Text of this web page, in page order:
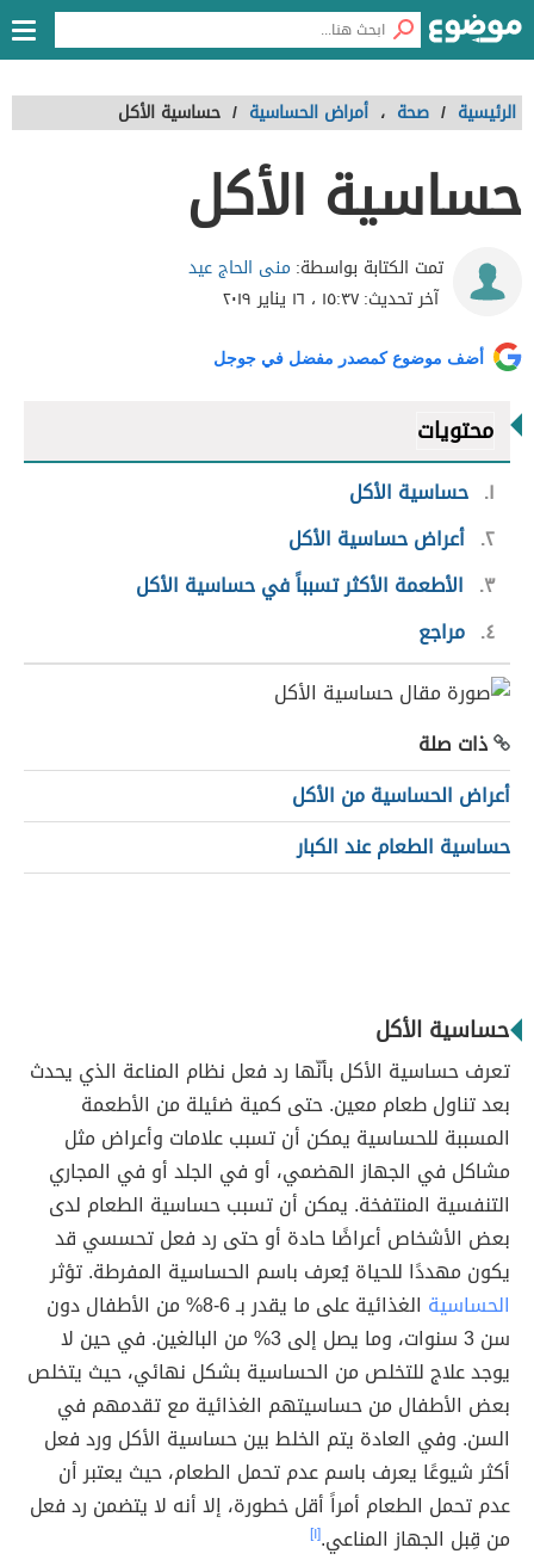
الرئيسية / صحة ، أمراض الحساسية / حساسية الأكل
حساسية الأكل
تمت الكتابة بواسطة: منى الحاج عيد
آخر تحديث:١٥:٣٧ ، ١٦ يناير ٢٠١٩
أضف موضوع كمصدر مفضل في جوجل
محتويات
١ حساسية الأكل
٢ أعراض حساسية الأكل
٣
الأطعمة الأكثر تسبباً في حساسية الأكل
٤ مراجع
ذات صلة
أعراض الحساسية من الأكل
حساسية الطعام عند الكبار
حساسية الأكل
تعرف حساسية الأكل بأنّها رد فعل نظام المناعة الذي يحدث
بعد تناول طعام معين. حتى كمية ضئيلة من الأطعمة
المسببة للحساسية يمكن أن تسبب علامات وأعراض مثل
مشاكل في الجهاز الهضمي، أو في الجلد أو في المجاري
التنفسية المنتفخة. يمكن أن تسبب حساسية الطعام لدى
بعض الأشخاص أعراضًا حادة أو حتى رد فعل تحسسي قد
يكون مهددًا للحياة يُعرف باسم الحساسية المفرطة. تؤثر
الحساسية
الغذائية على ما يقدر بـ 6-8% من الأطفال دون
سن 3 سنوات، وما يصل إلى 3% من البالغين. في حين لا
يوجد علاج للتخلص من الحساسية بشكل نهائي، حيث يتخلص
بعض الأطفال من حساسيتهم الغذائية مع تقدمهم في
السن. وفي العادة يتم الخلط بين حساسية الأكل ورد فعل
أكثر شيوعًا يعرف باسم عدم تحمل الطعام، حيث يعتبر أن
عدم تحمل الطعام أمراً أقل خطورة، إلا أنه لا يتضمن رد فعل
من قِبل الجهاز المناعي.[١]